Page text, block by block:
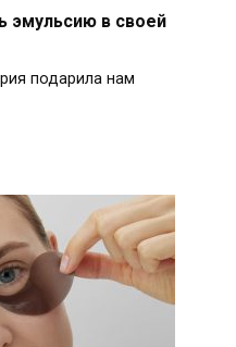
эмульсию в своей
подарила нам